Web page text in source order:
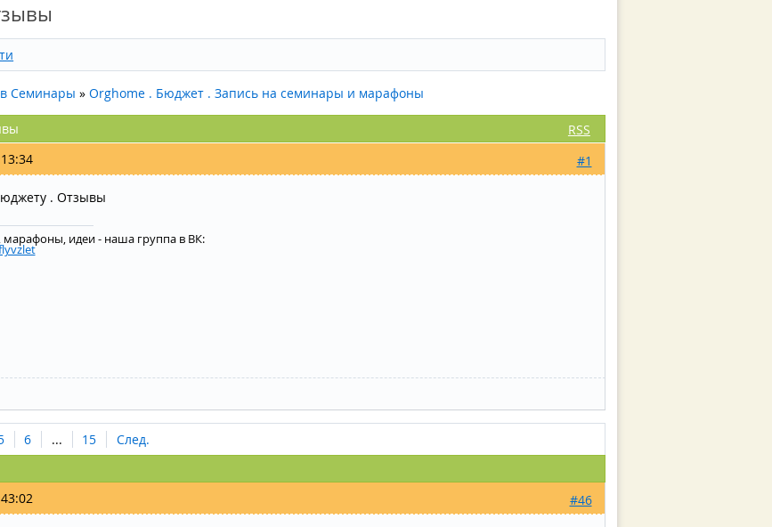
Семинары »Orghome . Бюджет . Запись на семинары и марафоны
RSS
#1
. Отзывы
марафоны, идеи - наша группа в ВК:
6 ... 15
След.
#46